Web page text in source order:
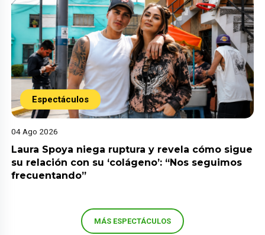
Espectáculos
04 Ago 2026
Laura Spoya niega ruptura y revela cómo sigue
su relación con su ‘colágeno’: “Nos seguimos
frecuentando”
MÁS ESPECTÁCULOS